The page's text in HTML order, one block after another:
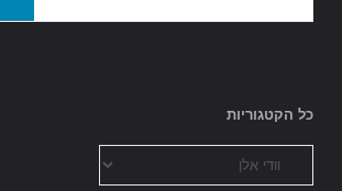
כל הקטגוריות
הקטגוריות